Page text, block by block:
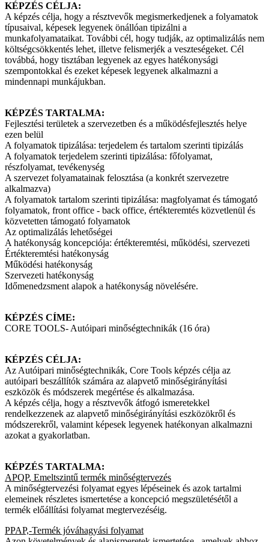
KÉPZÉS CÉLJA:
A képzés célja, hogy a résztvevők megismerkedjenek a folyamatok
típusaival, képesek legyenek önállóan tipizálni a
munkafolyamataikat. További cél, hogy tudják, az optimalizálás nem
költségcsökkentés lehet, illetve felismerjék a veszteségeket. Cél
továbbá, hogy tisztában legyenek az egyes hatékonysági
szempontokkal és ezeket képesek legyenek alkalmazni a
mindennapi munkájukban.
KÉPZÉS TARTALMA:
Fejlesztési területek a szervezetben és a működésfejlesztés helye
ezen belül
A folyamatok tipizálása: terjedelem és tartalom szerinti tipizálás
A folyamatok terjedelem szerinti tipizálása: főfolyamat,
részfolyamat, tevékenység
A szervezet folyamatainak felosztása (a konkrét szervezetre
alkalmazva)
A folyamatok tartalom szerinti tipizálása: magfolyamat és támogató
folyamatok, front office - back office, értékteremtés közvetlenül és
közvetetten támogató folyamatok
Az optimalizálás lehetőségei
A hatékonyság koncepciója: értékteremtési, működési, szervezeti
Értékteremtési hatékonyság
Működési hatékonyság
Szervezeti hatékonyság
Időmenedzsment alapok a hatékonyság növelésére.
KÉPZÉS CÍME:
CORE TOOLS- Autóipari minőségtechnikák (16 óra)
KÉPZÉS CÉLJA:
Az Autóipari minőségtechnikák, Core Tools képzés célja az
autóipari beszállítók számára az alapvető minőségirányítási
eszközök és módszerek megértése és alkalmazása.
A képzés célja, hogy a résztvevők átfogó ismeretekkel
rendelkezzenek az alapvető minőségirányítási eszközökről és
módszerekről, valamint képesek legyenek hatékonyan alkalmazni
azokat a gyakorlatban.
KÉPZÉS TARTALMA:
APQP, Emeltszintű termék minőségtervezés
A minőségtervezési folyamat egyes lépéseinek és azok tartalmi
elemeinek részletes ismertetése a koncepció megszületésétől a
termék előállítási folyamat megtervezéséig.
PPAP,-Termék jóváhagyási folyamat